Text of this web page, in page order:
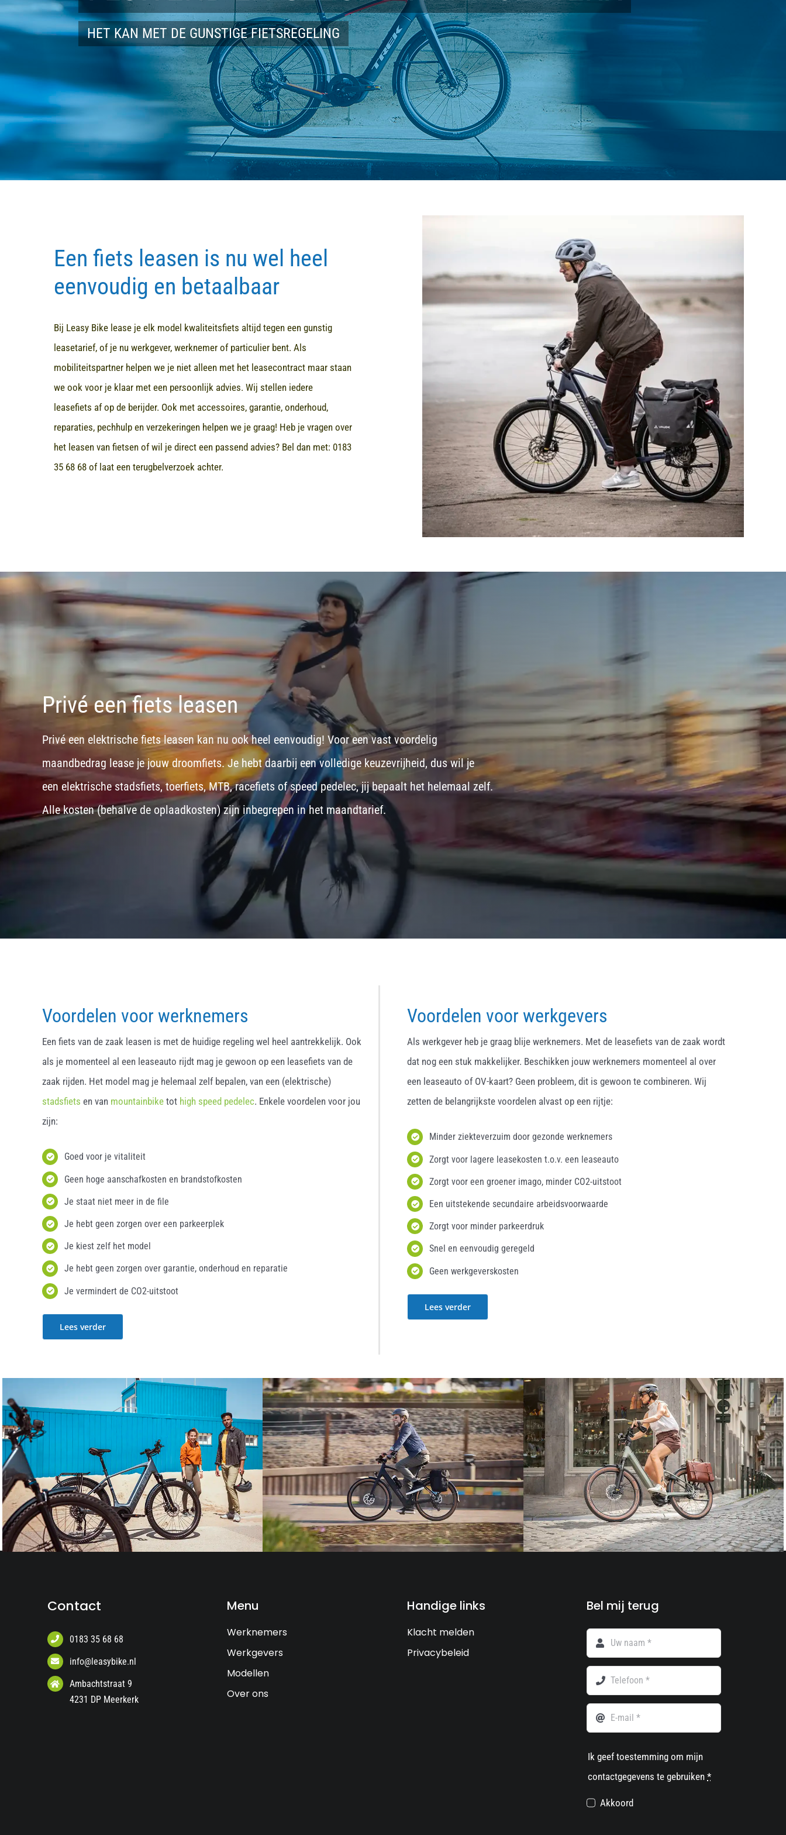
HET KAN MET DE GUNSTIGE FIETSREGELING
Een fiets leasen is nu wel heel
eenvoudig en betaalbaar
Bij Leasy Bike lease je elk model kwaliteitsfiets altijd tegen een gunstig
leasetarief, of je nu werkgever, werknemer of particulier bent. Als
mobiliteitspartner helpen we je niet alleen met het leasecontract maar staan
we ook voor je klaar met een persoonlijk advies. Wij stellen iedere
leasefiets af op de berijder. Ook met accessoires, garantie, onderhoud,
reparaties, pechhulp en verzekeringen helpen we je graag! Heb je vragen over
het leasen van fietsen of wil je direct een passend advies? Bel dan met: 0183
35 68 68of laat een terugbelverzoek achter.
Privé een fiets leasen
Privé een elektrische fiets leasen kan nu ook heel eenvoudig! Voor een vast voordelig
maandbedrag lease je jouw droomfiets. Je hebt daarbij een volledige keuzevrijheid, dus wil je
een elektrische stadsfiets, toerfiets,MTB,racefiets ofspeed pedelec, jij bepaalt het helemaal zelf.
Alle kosten (behalve de oplaadkosten) zijn inbegrepen in het maandtarief.
Voordelen voor werknemers
Een fiets van de zaak leasen is met de huidige regeling wel heel aantrekkelijk. Ook
als je momenteel al een leaseauto rijdt mag je gewoon op een leasefiets van de
zaak rijden. Het model mag je helemaal zelf bepalen, van een (elektrische)
stadsfiets en van mountainbiketot high speed pedelec. Enkele voordelen voor jou
zijn:
Goed voor je vitaliteit
Geen hoge aanschafkosten en brandstofkosten
Je staat niet meer in de file
Je hebt geen zorgen over een parkeerplek
Je kiest zelf het model
Je hebt geen zorgen over garantie, onderhoud en reparatie
Je vermindert de CO2-uitstoot
Lees verder
Voordelen voor werkgevers
Als werkgever heb je graag blije werknemers. Met de leasefiets van de zaak wordt
dat nog een stuk makkelijker. Beschikken jouw werknemers momenteel al over
een leaseauto of OV-kaart? Geen probleem, dit is gewoon te combineren. Wij
zetten de belangrijkste voordelen alvast op een rijtje:
Minder ziekteverzuim door gezonde werknemers
Zorgt voor lagere leasekosten t.o.v. een leaseauto
Zorgt voor een groener imago, minder CO2-uitstoot
Een uitstekende secundaire arbeidsvoorwaarde
Zorgt voor minder parkeerdruk
Snel en eenvoudig geregeld
Geen werkgeverskosten
Lees verder
Contact
0183 35 68 68
info@leasybike.nl
Ambachtstraat 9
4231 DP Meerkerk
Menu
Werknemers
Werkgevers
Modellen
Over ons
Handige links
Klacht melden
Privacybeleid
Bel mij terug
Ik geef toestemming om mijn
contactgegevens te gebruiken*
Akkoord